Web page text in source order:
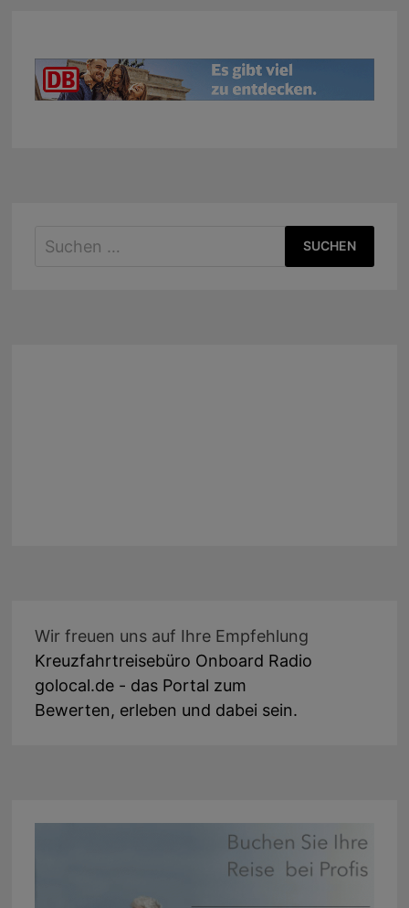
Suchen
Wir freuen uns auf Ihre Empfehlung
Kreuzfahrtreisebüro Onboard Radio
golocal.de - das Portal zum
Bewerten, erleben und dabei sein.